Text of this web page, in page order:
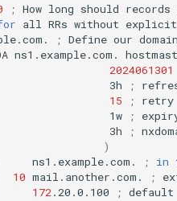
; How long should records
all RRs without explicit
; Define our domain
ns1.example.com.
2024061301
3h
;
15
; retry
1w
;
3h
;
)
ns1.example.com. ; in
10 mail.another.com. ;
172 .20.0.100 ; default